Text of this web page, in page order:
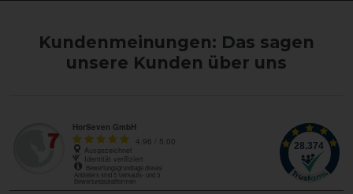
Kundenmeinungen: Das sagen
unsere Kunden über uns